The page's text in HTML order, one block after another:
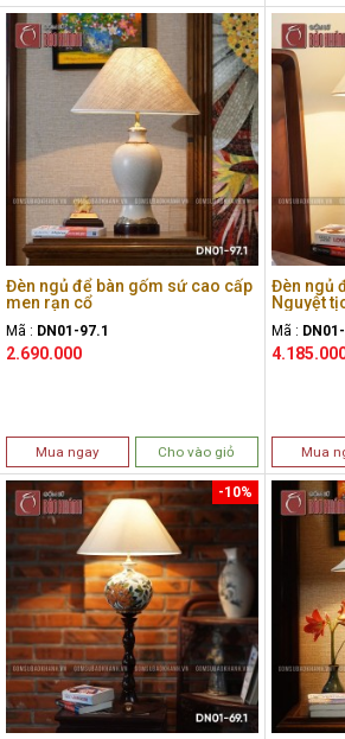
Đèn ngủ để bàn gốm sứ cao cấp
men rạn cổ
Mã : DN01-97.1
2.690.000
Mua ngay Cho vào giỏ
Đèn ngủ
Nguyệt
Mã :
Mua
-10%